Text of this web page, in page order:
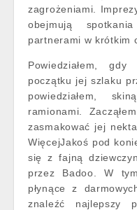
zagrożeniami.
obejmują
partnerami w krótkim
Powiedziałem,
początku jej szlaku
powiedziałem,
ramionami.
zasmakować jej
WięcejJakoś pod
się z fajną
przez Badoo. W
płynące z
znaleźć najlepszy